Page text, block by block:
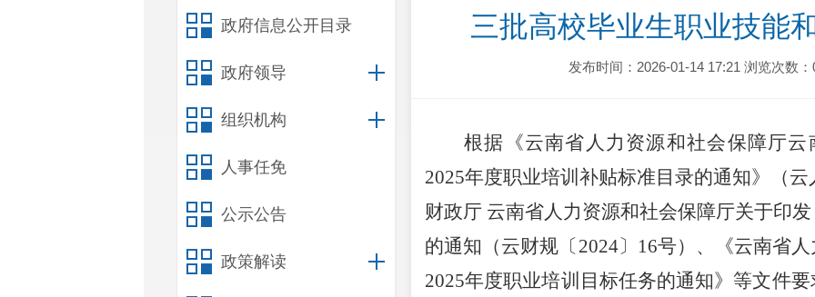
政府信息公开目录
政府领导
组织机构
人事任免
公示公告
政策解读
三批高校毕业生职业技能
发布时间：2026-01-14 17:21 浏览次数：
根据《云南省人力资源和社会保障厅
2025年度职业培训补贴标准目录的通知》（云
财政厅 云南省人力资源和社会保障厅关于印
的通知（云财规〔 2024〕 16号） 、《云南省
2025年度职业培训目标任务的通知》等文件